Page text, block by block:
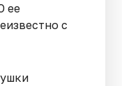
ее
с